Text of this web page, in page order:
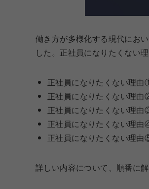
働き方が多様化する現代にお
した。正社員になりたくない
正社員になりたくない理
正社員になりたくない理
正社員になりたくない理
正社員になりたくない理
正社員になりたくない理
詳しい内容について、順番に解